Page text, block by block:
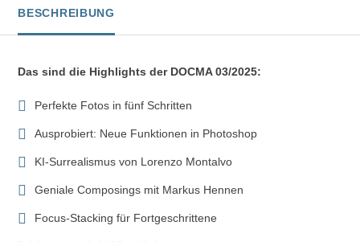
BESCHREIBUNG
Das sind die Highlights der DOCMA 03/2025:
Perfekte Fotos in fünf Schritten
Ausprobiert: Neue Funktionen in Photoshop
KI-Surrealismus von Lorenzo Montalvo
Geniale Composings mit Markus Hennen
Focus-Stacking für Fortgeschrittene